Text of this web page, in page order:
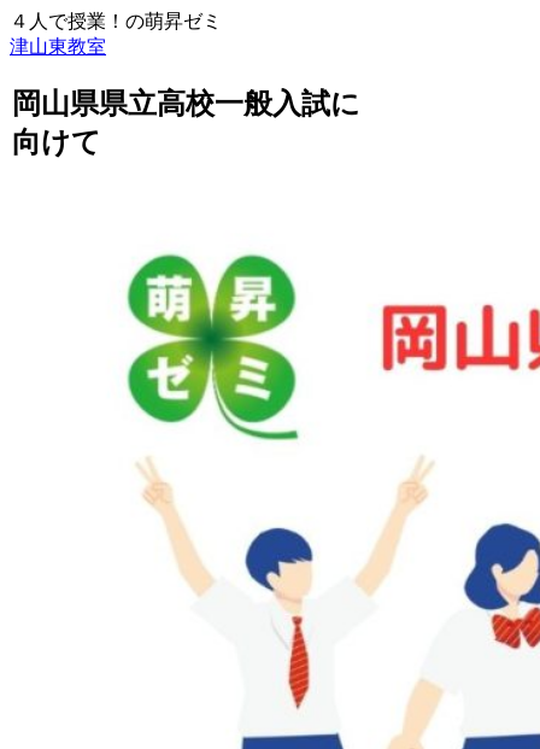
４人で授業！の萌昇ゼミ
津山東教室
岡山県県立高校一般入試に
向けて